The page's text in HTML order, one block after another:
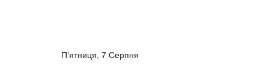
П’ятниця, 7 Серпня